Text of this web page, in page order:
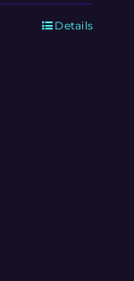
Details